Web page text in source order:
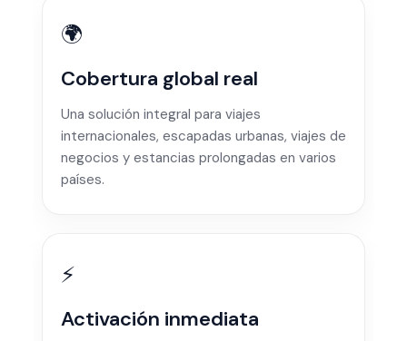
🌍
Cobertura global real
Una solución integral para viajes
internacionales, escapadas urbanas, viajes de
negocios y estancias prolongadas en varios
países.
⚡
Activación inmediata